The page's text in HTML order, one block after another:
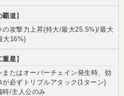
覇道】
の攻撃力上昇(特大/最大25.5%)/最大
大16%)
重星】
またはオーバーチェイン発生時、効
が必ずトリプルアタック(1ターン)
/主人公のみ